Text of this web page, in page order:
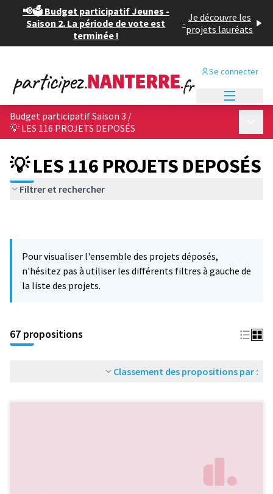
📢🗳️ Budget participatif Jeunes -
Saison 2. La période de vote est
terminée !
- Je découvre les
projets lauréats
Se connecter
Budget participatif Saison 3 /
💡 LES 116 PROJETS DEPOSÉS
💡 LES 116 PROJETS DEPOSÉS
Filtrer et rechercher
Pour visualiser l'ensemble des projets déposés,
n'hésitez pas à utiliser les différents filtres à gauche de
la liste des projets.
67 propositions
Classement des propositions par :